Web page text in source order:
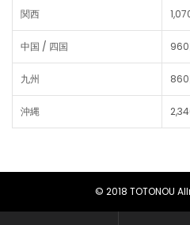
関西
中国 / 四国 960
九州 860
沖縄
© 2018 TOTONOU